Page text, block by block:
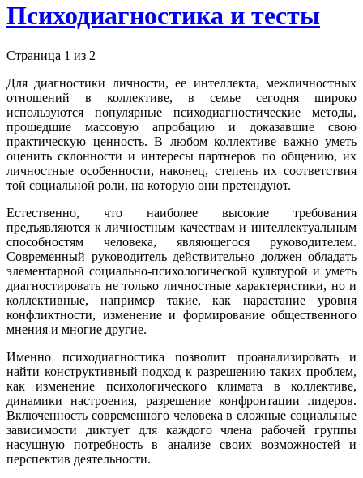
Психодиагностика и тесты
Страница 1 из 2
Для диагностики личности, ее интеллекта, межличностных
отношений в коллективе, в семье сегодня широко
используются популярные психодиагностические методы,
прошедшие массовую апробацию и доказавшие свою
практическую ценность. В любом коллективе важно уметь
оценить склонности и интересы партнеров по общению, их
личностные особенности, наконец, степень их соответствия
той социальной роли, на которую они претендуют.
Естественно, что наиболее высокие требования
предъявляются к личностным качествам и интеллектуальным
способностям человека, являющегося руководителем.
Современный руководитель действительно должен обладать
элементарной социально-психологической культурой и уметь
диагностировать не только личностные характеристики, но и
коллективные, например такие, как нарастание уровня
конфликтности, изменение и формирование общественного
мнения и многие другие.
Именно психодиагностика позволит проанализировать и
найти конструктивный подход к разрешению таких проблем,
как изменение психологического климата в коллективе,
динамики настроения, разрешение конфронтации лидеров.
Включенность современного человека в сложные социальные
зависимости диктует для каждого члена рабочей группы
насущную потребность в анализе своих возможностей и
перспектив деятельности.